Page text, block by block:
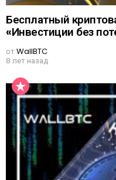
Бесплатный
«Инвестиции без
отWallBTC
8 лет назад